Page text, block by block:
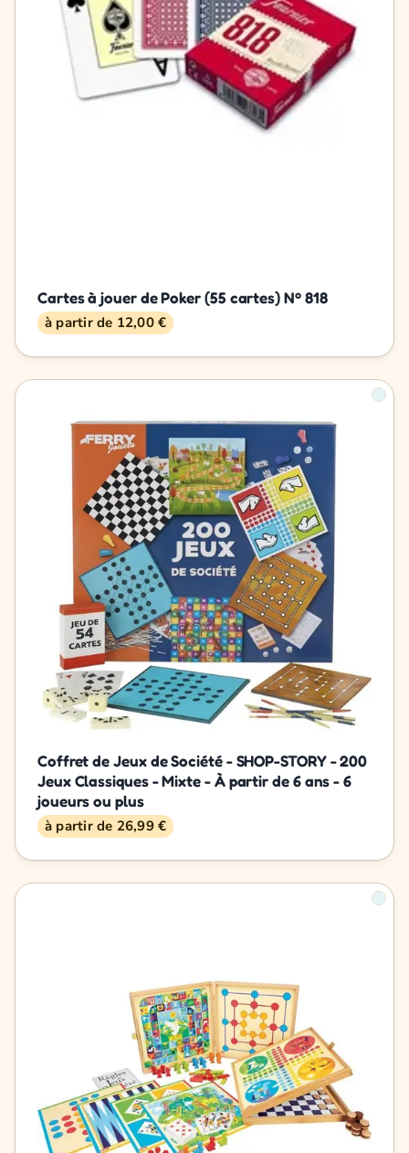
Cartes à jouer de Poker (55 cartes) Nº 818
à partir de 12,00 €
Coffret de Jeux de Société - SHOP-STORY - 200
Jeux Classiques - Mixte - À partir de 6 ans - 6
joueurs ou plus
à partir de 26,99 €